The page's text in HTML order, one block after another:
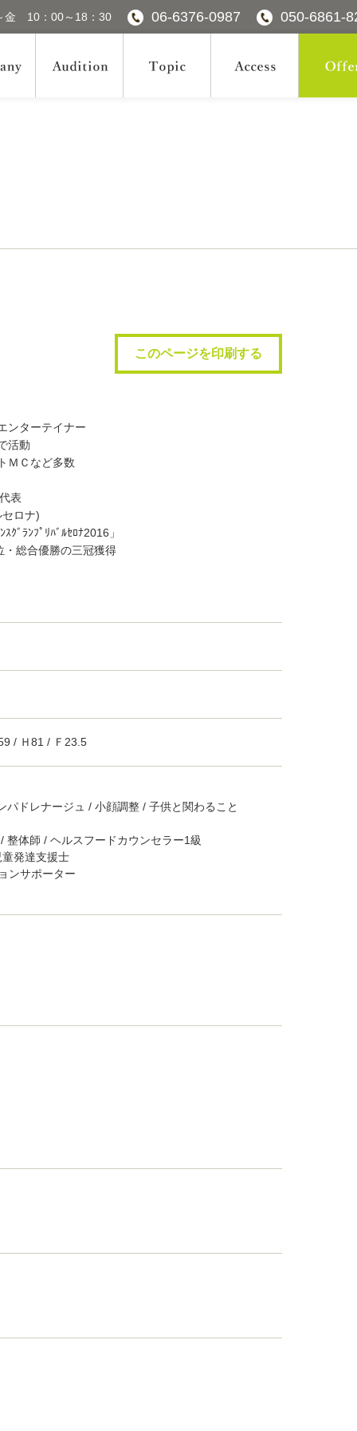
金 10：00～18：30 06-6376-0987 050-6861-
このページを印刷する
ターテイナー
動
など多数
表
ロナ)
ﾌﾟﾘﾊﾞﾙｾﾛﾅ2016」
優勝の三冠獲得
/ Ｈ81 / Ｆ23.5
パドレナージュ / 小顔調整 / 子供と関わること
整体師 / ヘルスフードカウンセラー1級
発達支援士
ンサポーター